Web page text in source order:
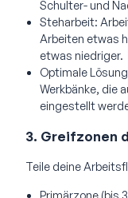
Schulter- und
Steharbeit:
Arbeiten etwas
etwas niedriger.
Optimale
Werkbänke, die
eingestellt
3. Greifzonen
Teile deine
Primärzone (bis